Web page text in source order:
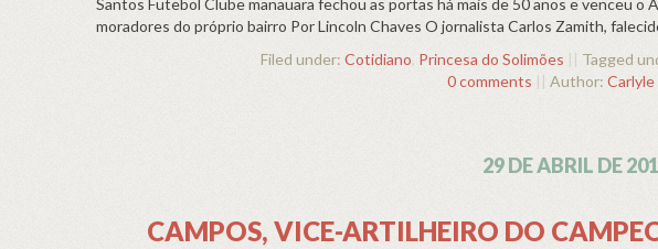
Santos Futebol Clube manauara fechou as portas há mais de 50 anos e venceu
moradores do próprio bairro Por Lincoln Chaves O jornalista Carlos Zamith,
Filed under: Cotidiano, Princesa do Solimões || Tagged
0 comments || Author:
29 DE ABRIL DE
CAMPOS, VICE-ARTILHEIRO DO